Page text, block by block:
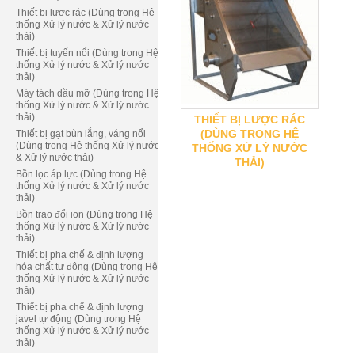
Thiết bị lược rác (Dùng trong Hệ
thống Xử lý nước & Xử lý nước
thải)
Thiết bị tuyến nổi (Dùng trong Hệ
thống Xử lý nước & Xử lý nước
thải)
Máy tách dầu mỡ (Dùng trong Hệ
thống Xử lý nước & Xử lý nước
thải)
Thiết bị gạt bùn lắng, váng nổi
(Dùng trong Hệ thống Xử lý nước
& Xử lý nước thải)
Bồn lọc áp lực (Dùng trong Hệ
thống Xử lý nước & Xử lý nước
thải)
Bồn trao đổi ion (Dùng trong Hệ
thống Xử lý nước & Xử lý nước
thải)
Thiết bị pha chế & định lượng
hóa chất tự động (Dùng trong Hệ
thống Xử lý nước & Xử lý nước
thải)
Thiết bị pha chế & định lượng
javel tự động (Dùng trong Hệ
thống Xử lý nước & Xử lý nước
thải)
THIẾT BỊ LƯỢC RÁC
(DÙNG TRONG HỆ
THỐNG XỬ LÝ NƯỚC
THẢI)